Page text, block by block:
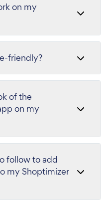
on my
friendly?
of the
on my
follow to add
my Shoptimizer